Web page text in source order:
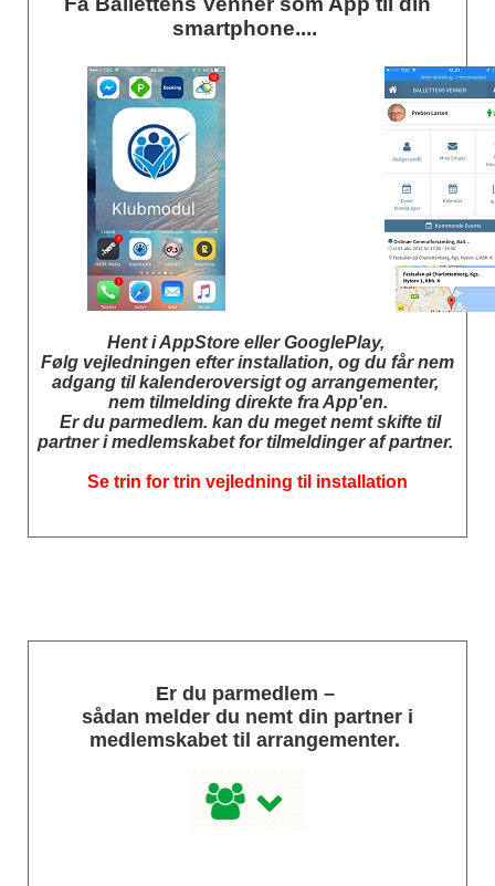
smartphone....
Hent i AppStore eller GooglePlay,
Følg vejledningen efter installation, og du får nem
adgang til kalenderoversigt og arrangementer,
nem tilmelding direkte fra App'en.
Er du parmedlem. kan du meget nemt skifte til
partner i medlemskabet for tilmeldinger af partner.
Se trin for trin vejledning til installation
Er du parmedlem –
sådan melder du nemt din partner i
medlemskabet til arrangementer.